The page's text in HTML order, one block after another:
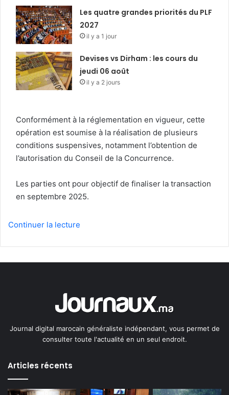
Les quatre grandes priorités du PLF
2027
il y a 1 jour
Devises vs Dirham : les cours du
jeudi 06 août
il y a 2 jours
Conformément à la réglementation en vigueur, cette
opération est soumise à la réalisation de plusieurs
conditions suspensives, notamment l’obtention de
l’autorisation du Conseil de la Concurrence.
Les parties ont pour objectif de finaliser la transaction
en septembre 2025.
Continuer la lecture
Journal digital marocain généraliste indépendant, vous permet de
consulter toute l'actualité en un seul endroit.
Articles récents